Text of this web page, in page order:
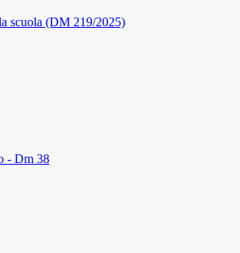
scuola (DM 219/2025)
- Dm 38